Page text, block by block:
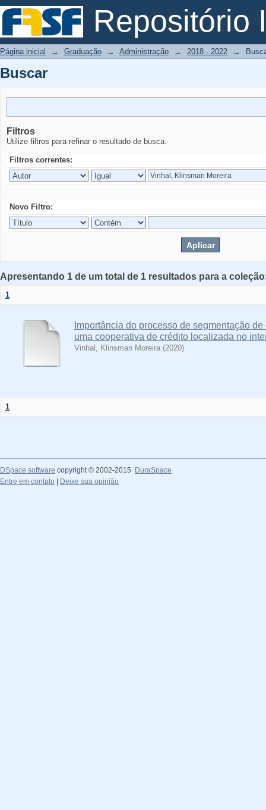
Repositório
Buscar
Página inicial → Graduação → Administração → 2018 - 2022 →
Buscar
Filtros
Utilize filtros para refinar o resultado de busca.
Filtros correntes:
Novo Filtro:
Apresentando 1 de um total de 1 resultados para a
1
Importância do processo de segmentação
uma cooperativa de crédito localizada no
Vinhal, Klinsman Moreira (2020)
1
DSpace software copyright © 2002-2015
DuraSpace
Entre em contato
Deixe sua opinião